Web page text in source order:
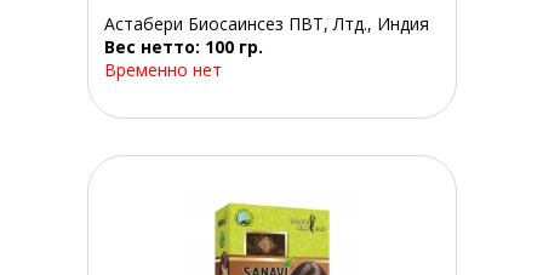
Астабери Биосаинсез ПВТ, Лтд., Индия
Вес нетто: 100 гр.
Временно нет